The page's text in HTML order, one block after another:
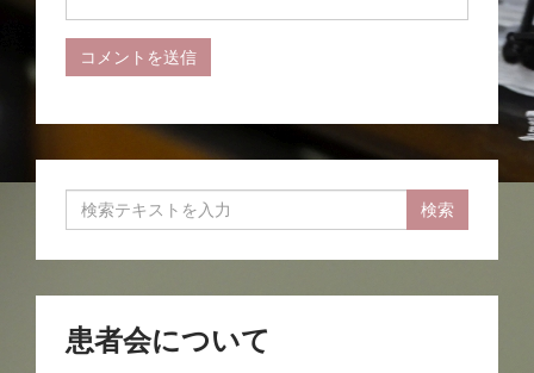
患者会について